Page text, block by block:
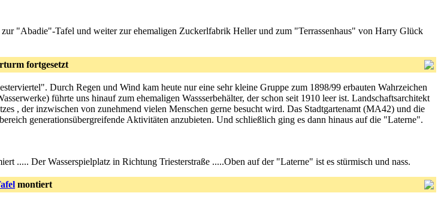
"Abadie"-Tafel und weiter zur ehemaligen Zuckerlfabrik Heller und zum "Terrassenhaus" von Harry Glück
fortgesetzt
Durch Regen und Wind kam heute nur eine sehr kleine Gruppe zum 1898/99 erbauten Wahrzeichen
führte uns hinauf zum ehemaligen Wassserbehälter, der schon seit 1910 leer ist. Landschaftsarchitekt
, der inzwischen von zunehmend vielen Menschen gerne besucht wird. Das Stadtgartenamt (MA42) und die
generationsübergreifende Aktivitäten anzubieten. Und schließlich ging es dann hinaus auf die "Laterne".
..... Der Wasserspielplatz in Richtung Triesterstraße .....Oben auf der "Laterne" ist es stürmisch und nass.
montiert